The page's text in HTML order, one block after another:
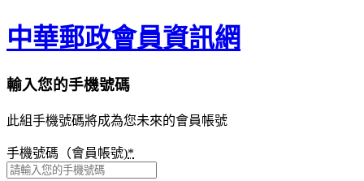
中華郵政會員資訊網
輸入您的手機號碼
此組手機號碼將成為您未來的會員帳號
手機號碼（會員帳號)*